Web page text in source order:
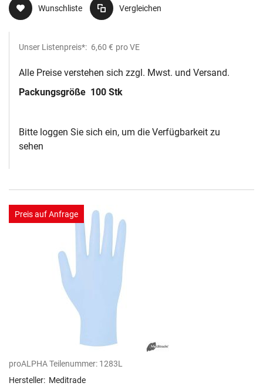
Wunschliste Vergleichen
Unser Listenpreis*: 6,60 € pro VE
Alle Preise verstehen sich zzgl. Mwst. und Versand.
Packungsgröße 100 Stk
Bitte loggen Sie sich ein, um die Verfügbarkeit zu
sehen
Preis auf Anfrage
proALPHA Teilenummer: 1283L
Hersteller: Meditrade